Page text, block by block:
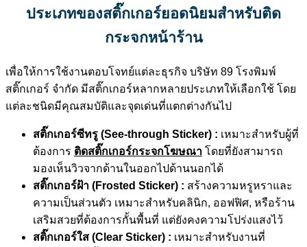
ประเภทของสติ๊กเกอร์ยอดนิยมสำหรับติด
กระจกหน้าร้าน
เพื่อให้การใช้งานตอบโจทย์แต่ละธุรกิจ บริษัท 89 โรงพิมพ์
สติ๊กเกอร์ จำกัด มีสติ๊กเกอร์หลากหลายประเภทให้เลือกใช้ โดย
แต่ละชนิดมีคุณสมบัติและจุดเด่นที่แตกต่างกันไป
สติ๊กเกอร์ซีทรู (See-through Sticker) : เหมาะสำหรับผู้ที่
ต้องการ ติดสติ๊กเกอร์กระจกโฆษณา โดยที่ยังสามารถ
มองเห็นวิวจากด้านในออกไปด้านนอกได้
สติ๊กเกอร์ฝ้า (Frosted Sticker) : สร้างความหรูหราและ
ความเป็นส่วนตัว เหมาะสำหรับคลินิก, ออฟฟิศ, หรือร้าน
เสริมสวยที่ต้องการกั้นพื้นที่ แต่ยังคงความโปร่งแสงไว้
สติ๊กเกอร์ใส (Clear Sticker) : เหมาะสำหรับงานที่